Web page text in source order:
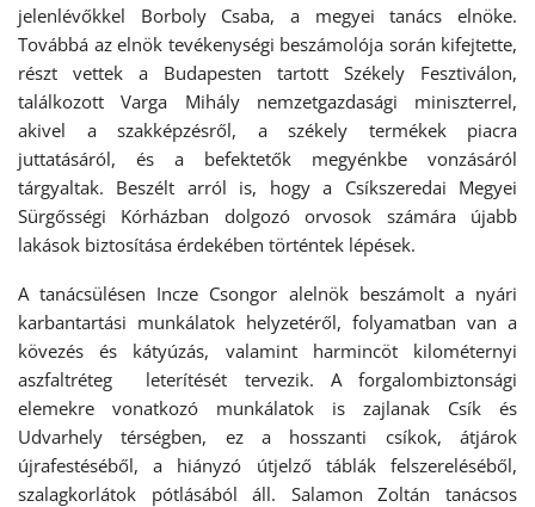
jelenlévőkkel Borboly Csaba, a megyei tanács elnöke.
Továbbá az elnök tevékenységi beszámolója során kifejtette,
részt vettek a Budapesten tartott Székely Fesztiválon,
találkozott Varga Mihály nemzetgazdasági miniszterrel,
akivel a szakképzésről, a székely termékek piacra
juttatásáról, és a befektetők megyénkbe vonzásáról
tárgyaltak. Beszélt arról is, hogy a Csíkszeredai Megyei
Sürgősségi Kórházban dolgozó orvosok számára újabb
lakások biztosítása érdekében történtek lépések.
A tanácsülésen Incze Csongor alelnök beszámolt a nyári
karbantartási munkálatok helyzetéről, folyamatban van a
kövezés és kátyúzás, valamint harmincöt kilométernyi
aszfaltréteg leterítését tervezik. A forgalombiztonsági
elemekre vonatkozó munkálatok is zajlanak Csík és
Udvarhely térségben, ez a hosszanti csíkok, átjárok
újrafestéséből, a hiányzó útjelző táblák felszereléséből,
szalagkorlátok pótlásából áll. Salamon Zoltán tanácsos